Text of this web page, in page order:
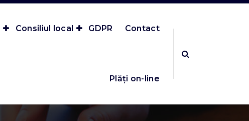
Consiliul local GDPR Contact
Plăți on-line